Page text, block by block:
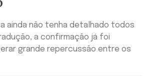
ainda não tenha detalhado todos
a confirmação já foi
grande repercussão entre os